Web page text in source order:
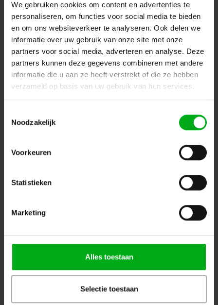
We gebruiken cookies om content en advertenties te
personaliseren, om functies voor social media te bieden
en om ons websiteverkeer te analyseren. Ook delen we
informatie over uw gebruik van onze site met onze
partners voor social media, adverteren en analyse. Deze
partners kunnen deze gegevens combineren met andere
informatie die u aan ze heeft verstrekt of die ze hebben
verzameld op basis van uw gebruik van hun services.
Noodzakelijk
Voorkeuren
Statistieken
Marketing
Alles toestaan
Selectie toestaan
Login voor prijzen
TP-Link | Omada Hardware controller